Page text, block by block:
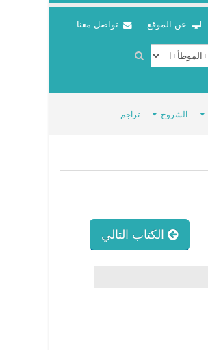
عن الموقع تواصل معنا
الشروح تراجم
الكتاب التالي